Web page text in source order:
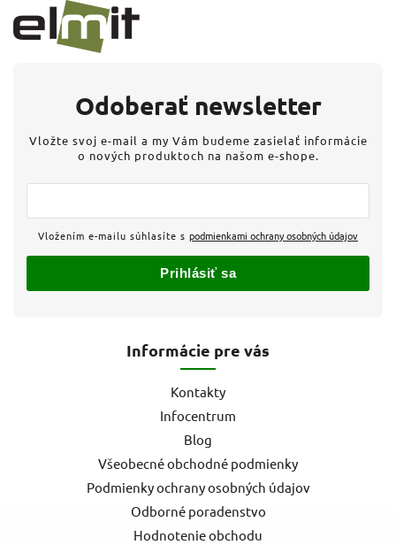
Informácie pre vás
Kontakty
Infocentrum
Blog
Všeobecné obchodné podmienky
Podmienky ochrany osobných údajov
Odborné poradenstvo
Hodnotenie obchodu
Odoberať newsletter
Vložte svoj e-mail a my Vám budeme zasielať informácie
o nových produktoch na našom e-shope.
Vložením e-mailu súhlasíte s podmienkami ochrany osobných údajov
Prihlásiť sa